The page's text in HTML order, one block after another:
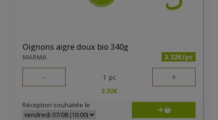
Oignons aigre doux bio 340g
MARMA 3.32€/pc
- 1 pc +
3.32€
Réception souhaitée le